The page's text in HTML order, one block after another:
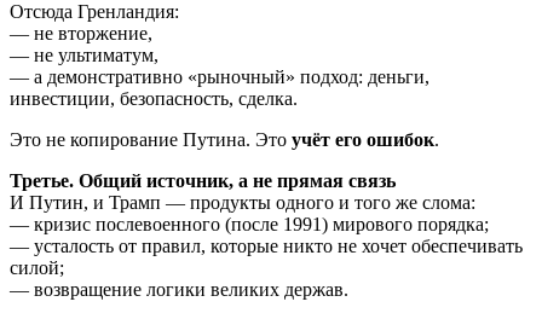
Отсюда Гренландия:
— не вторжение,
— не ультиматум,
— а демонстративно «рыночный» подход: деньги,
инвестиции, безопасность, сделка.
Это не копирование Путина. Это учёт его ошибок.
Третье. Общий источник, а не прямая связь
И Путин, и Трамп — продукты одного и того же слома:
— кризис послевоенного (после 1991) мирового порядка;
— усталость от правил, которые никто не хочет обеспечивать
силой;
— возвращение логики великих держав.